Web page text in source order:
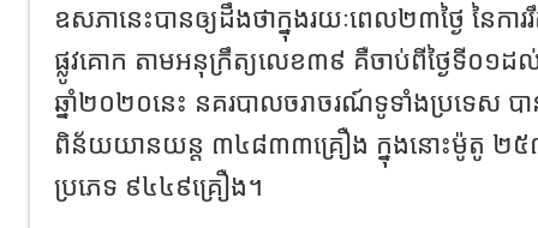
ឧសភានេះបានឲ្យដឹងថាក្នុងរយៈពេល២៣ថ្ងៃ នៃកា
ផ្លូវគោក តាមអនុក្រឹត្យលេខ៣៩ គឺចាប់ពីថ្ងៃទី០១
ឆ្នាំ២០២០នេះ នគរបាលចរាចរណ៍ទូទាំងប្រទេស ប
ពិន័យយានយន្ត ៣៤៨៣៣គ្រឿង ក្នុងនោះម៉ូតូ ២៥
ប្រភេទ ៩៤៤៩គ្រឿង។